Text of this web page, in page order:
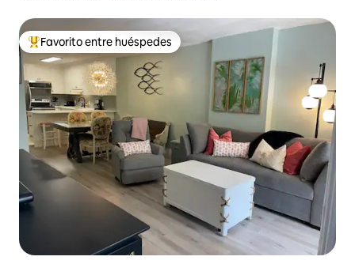
Favorito entre huéspedes preferido
Favorito entre huéspedes